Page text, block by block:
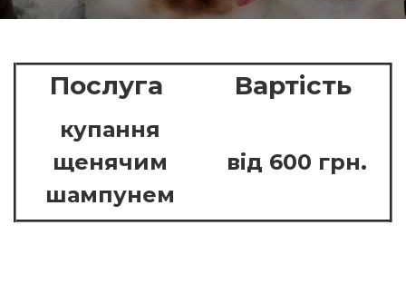
Послуга Вартiсть
купання
щенячим
шампунем
вiд 600 грн.